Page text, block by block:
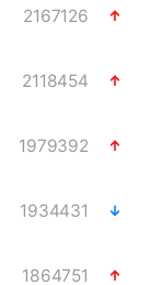
2167126
2118454
1979392
1934431
1864751